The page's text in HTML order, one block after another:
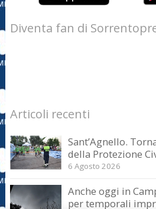
Diventa fan di
Articoli recenti
Sant’Agnello.
della Protezione
6 Agosto 2026
Anche oggi in
per temporali